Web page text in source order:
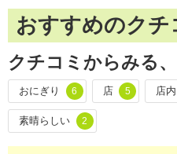
おすすめのク
クチコミからみる
おにぎり 6 店 5 店内
素晴らしい 2